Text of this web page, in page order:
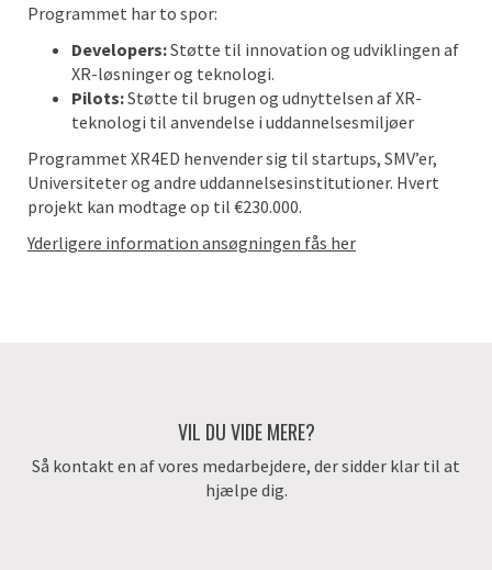
Programmet har to spor:
Developers:Støtte til innovation og udviklingen af
XR-løsninger og teknologi.
Pilots:Støtte til brugen og udnyttelsen af XR-
teknologi til anvendelse i uddannelsesmiljøer
Programmet XR4ED henvender sig til startups, SMV’er,
Universiteter og andre uddannelsesinstitutioner. Hvert
projekt kan modtage op til €230.000.
Yderligere information ansøgningen fås her
VIL DU VIDE MERE?
Så kontakt en af vores medarbejdere, der sidder klar til at
hjælpe dig.